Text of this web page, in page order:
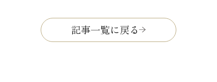
記事一覧に戻る